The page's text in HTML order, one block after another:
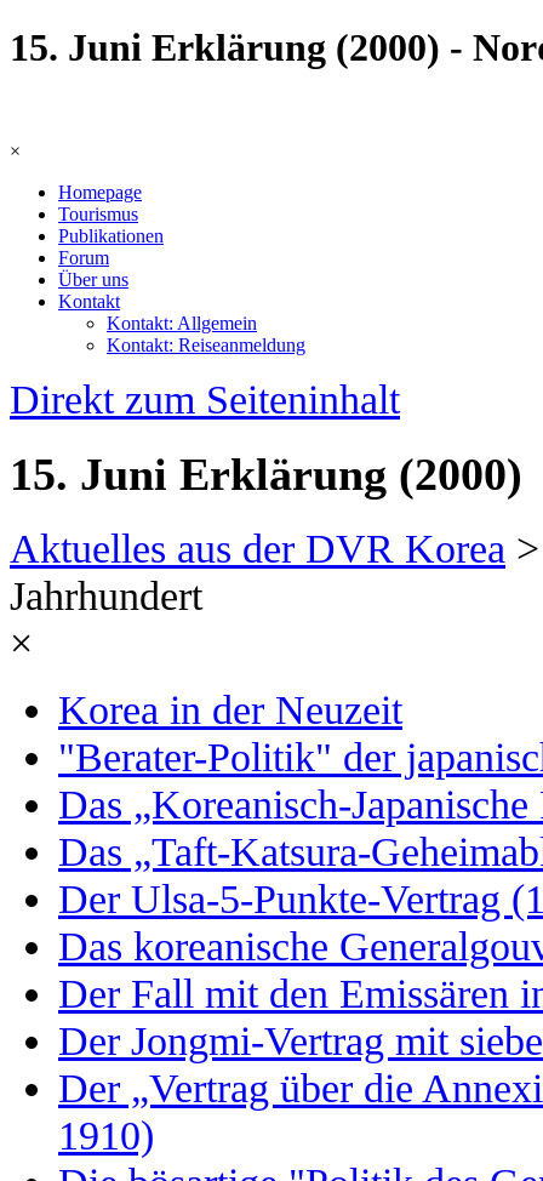
15. Juni Erklärung (2000) -
×
Homepage
Tourismus
Publikationen
Forum
Über uns
Kontakt
Kontakt: Allgemein
Kontakt: Reiseanmeldung
Direkt zum Seiteninhalt
15. Juni Erklärung (2000)
Aktuelles aus der DVR Korea
Jahrhundert
×
Korea in der Neuzeit
"Berater-Politik" der
Das „Koreanisch-
Das „Taft-Katsura-
Der Ulsa-5-Punkte-Vertrag
Das koreanische
Der Fall mit den Emissären
Der Jongmi-Vertrag mit
Der „Vertrag über die
1910)